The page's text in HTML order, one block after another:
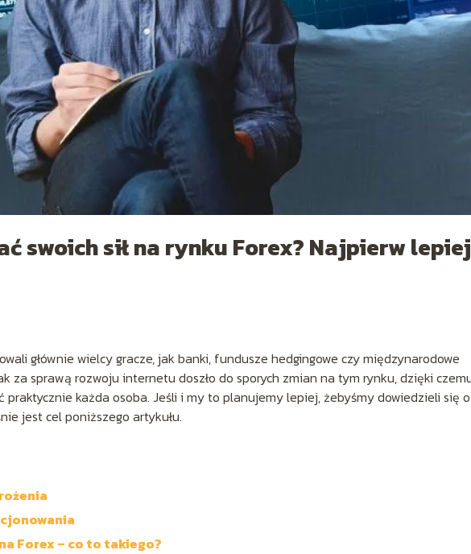
swoich sił na rynku Forex? Najpierw lepiej
głównie wielcy gracze, jak banki, fundusze hedgingowe czy międzynarodowe
za sprawą rozwoju internetu doszło do sporych zmian na tym rynku, dzięki
każda osoba. Jeśli i my to planujemy lepiej, żebyśmy dowiedzieli się o
jest cel poniższego artykułu.
Forex – co to takiego?